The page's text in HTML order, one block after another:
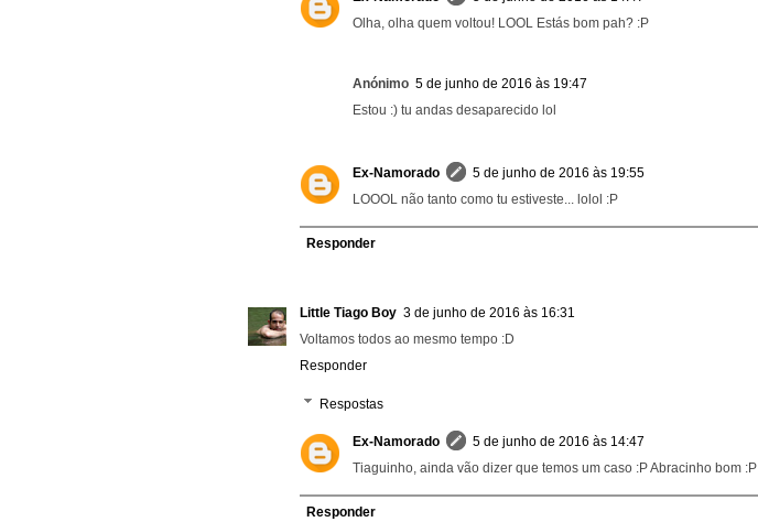
Olha, olha quem voltou! LOOL Estás bom pah? :P
Anónimo 5 de junho de 2016 às 19:47
Estou :) tu andas desaparecido lol
Ex-Namorado
5 de junho de 2016 às 19:55
LOOOL não tanto como tu estiveste... lolol :P
Responder
Little Tiago Boy 3 de junho de 2016 às 16:31
Voltamos todos ao mesmo tempo :D
Responder
Respostas
Ex-Namorado
5 de junho de 2016 às 14:47
Tiaguinho, ainda vão dizer que temos um caso :P Abracinho bom :P
Responder